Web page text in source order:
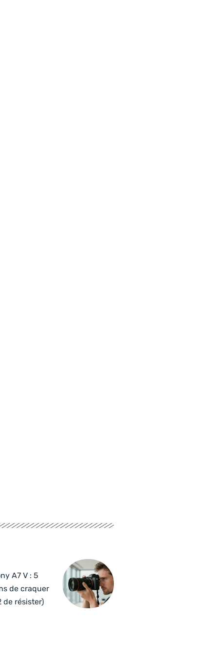
A7 V : 5
de craquer
de résister)